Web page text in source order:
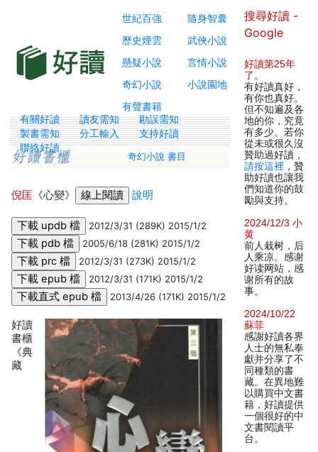
世紀百強
隨身智囊
歷史煙雲
武俠小說
懸疑小說
言情小說
奇幻小說
小說園地
有聲書籍
有關好讀 讀友需知
勘誤需知
製書需知
分工輸入
支持好讀
聯絡好讀
奇幻小說 書目
倪匡 《心變》 說明
2012/3/31 (289K) 2015/1/2
2005/6/18 (281K) 2015/1/2
2012/3/31 (273K) 2015/1/2
2012/3/31 (171K) 2015/1/2
2013/4/26 (171K) 2015/1/2
好讀
書櫃
《典
藏
搜尋好讀 -
Google
好讀第25年
了 。
有好讀真好，
有你也真好。
但不知遍及各
地的你，究竟
有多少。若你
從未或很久沒
贊助過好讀，
請按這裡 ，贊
助好讀也讓我
們知道你的鼓
勵與支持。
2024/12/3 小
黄
前人栽树，后
人乘凉。感谢
好读网站，感
谢所有的故
事。
2024/10/22
蘇菲
感謝好讀各界
人士的無私奉
獻并分享了不
同種類的書
藏。在異地難
以購買中文書
籍，好讀提供
一個很好的中
文書閱讀平
台。